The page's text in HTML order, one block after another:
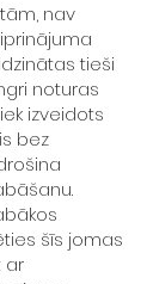
nav
tieši
noturas
izveidots
bez
šīs jomas
ar